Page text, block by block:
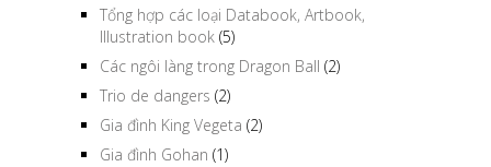
Tổng hợp các loại Databook, Artbook,
Illustration book (5)
Các ngôi làng trong Dragon Ball (2)
Trio de dangers (2)
Gia đình King Vegeta (2)
Gia đình Gohan (1)